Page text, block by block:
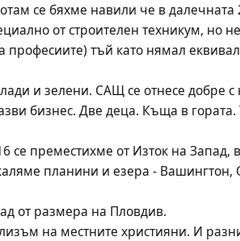
се бяхме навили че в далечната
от строителен техникум, но
тъй като нямал
и зелени. САЩ се отнесе добре
бизнес. Две деца. Къща в
преместихме от Изток на Запад,
планини и езера -
от размера на Пловдив.
на местните християни. И